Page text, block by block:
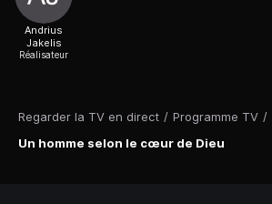
Regarder la TV en direct / Programme TV /
Un homme selon le cœur de Dieu
Andrius
Jakelis
Réalisateur